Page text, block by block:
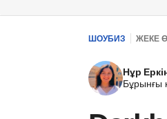
ШОУБИЗ ЖЕКЕ
Нұр
Бұрынғы